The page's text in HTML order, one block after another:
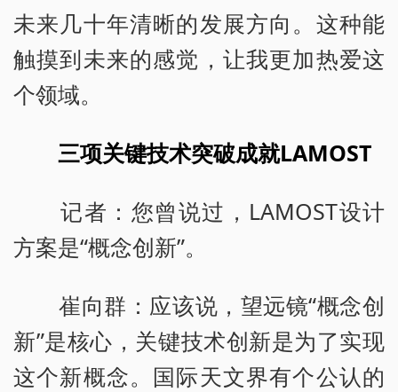
未来几十年清晰的发展方向。这种能
触摸到未来的感觉，让我更加热爱这
个领域。
三项关键技术突破成就LAMOST
记者：您曾说过，LAMOST设计
方案是“概念创新”。
崔向群：应该说，望远镜“概念创
新”是核心，关键技术创新是为了实现
这个新概念。国际天文界有个公认的